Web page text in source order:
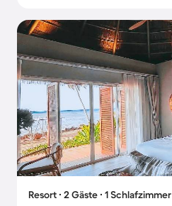
Resort ∙ 2 Gäste ∙ 1 Schlafzimmer